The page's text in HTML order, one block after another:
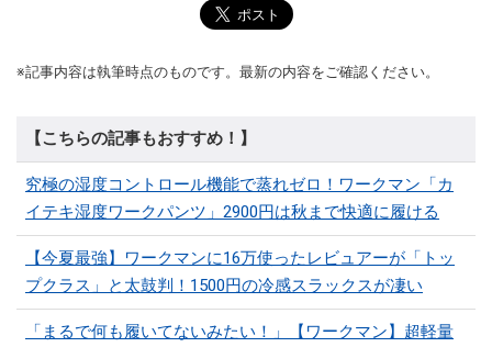
※記事内容は執筆時点のものです。最新の内容をご確認ください。
【こちらの記事もおすすめ！】
究極の湿度コントロール機能で蒸れゼロ！ワークマン「カ
イテキ湿度ワークパンツ」2900円は秋まで快適に履ける
【今夏最強】ワークマンに16万使ったレビュアーが「トッ
プクラス」と太鼓判！1500円の冷感スラックスが凄い
「まるで何も履いてないみたい！」【ワークマン】超軽量